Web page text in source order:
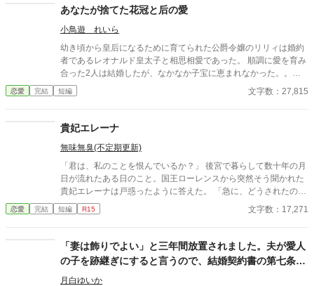
なのかは受け取り方は人それぞれです。 表現的にどうかと思う
回は冒頭に注意喚起を書き込むようにしますが有無は作者の判断
です。 ※更新していくうえでタグは幾つか増えます。 ※作者都合
のご都合主義です。 ※リアルで似たようなものが出てくると思い
ますが気のせいです。 ※爵位や言葉使いなど現実世界、他の作者
さんの作品とは異なります（似てるモノ、同じものもあります）
えて頂けると非常に助かります。
あなたが捨てた花冠と后の愛
小鳥遊 れいら
幼き頃から皇后になるために育てられた公爵令嬢のリリィは婚約
者であるレオナルド皇太子と相思相愛であった。 順調に愛を育み
合った2人は結婚したが、なかなか子宝に恵まれなかった。。。
そんなある日、隣国から王女であるルチア様が側妃として嫁いで
くることを相談なしに伝えられる。 リリィは強引に話をしてくる
出来事が起き、愛ではなく未来の皇后として国を守っていくこと
に自分の人生をかけることをしていく。 そのためにリリィが取っ
た行動とは何なのか。 リリィの心が離れてしまったレオナルドは
どうしていくのか。 2人の未来はいかに···
恋愛 完結 短編 文字数：27,815
貴妃エレーナ
無味無臭(不定期更新)
「君は、私のことを恨んでいるか？」 後宮で暮らして数十年の月
日が流れたある日のこと。国王ローレンスから突然そう聞かれた
貴妃エレーナは戸惑ったように答えた。 「急に、どうされたので
すか？」 「…分かるだろう、はぐらかさないでくれ。」 「恨んで
などいませんよ。あれは遠い昔のことですから。」 そう言われ
りし頃に私とあの人の仲を引き裂いてしまったことを今も悔やん
でいるらしい。 けれど、もう安心してほしい。 私は既に、今世で
はあの人と縁がなかったんだと諦めている。 だから… 「陛下…！
大変です、内乱が…」 え…？ ーーーーーーーーーーーーー ここ
恋愛 完結 短編 R15 文字数：17,271
「妻は飾りでよい」と三年間放置されました。夫が愛人
の子を跡継ぎにすると言うので、結婚契約書の第七条を
読み上げます
月白ゆいか